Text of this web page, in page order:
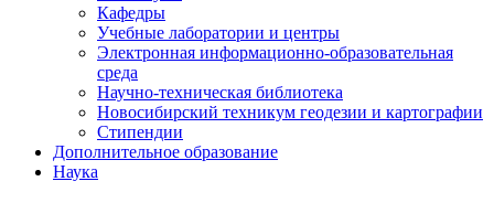
Кафедры
Учебные лаборатории и центры
Электронная информационно-образовательная
среда
Научно-техническая библиотека
Новосибирский техникум геодезии и картографии
Стипендии
Дополнительное образование
Наука